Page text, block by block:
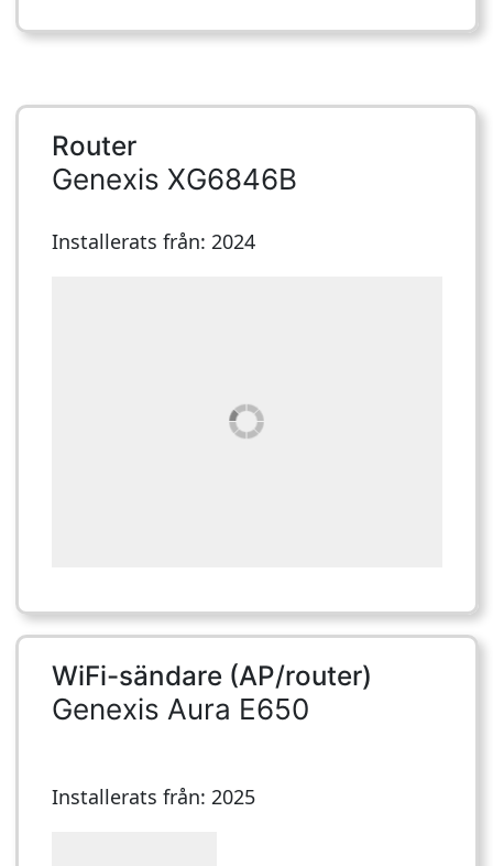
Router
Genexis XG6846B
Installerats från: 2024
WiFi-sändare (AP/router)
Genexis Aura E650
Installerats från: 2025